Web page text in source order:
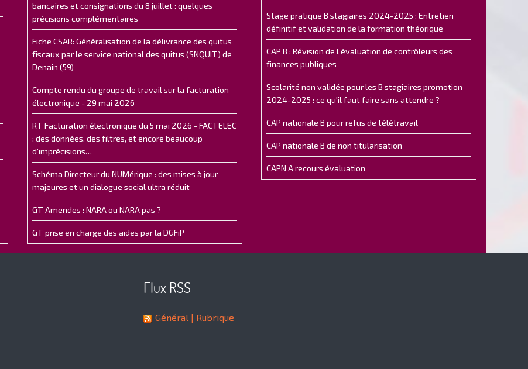
bancaires et consignations du 8 juillet : quelques
précisions complémentaires
Fiche CSAR: Généralisation de la délivrance des quitus
fiscaux par le service national des quitus (SNQUIT) de
Denain (59)
Compte rendu du groupe de travail sur la facturation
électronique - 29 mai 2026
RT Facturation électronique du 5 mai 2026 - FACTELEC
: des données, des filtres, et encore beaucoup
d’imprécisions…
Schéma Directeur du NUMérique : des mises à jour
majeures et un dialogue social ultra réduit
GT Amendes : NARA ou NARA pas ?
GT prise en charge des aides par la DGFiP
Stage pratique B stagiaires 2024-2025 : Entretien
définitif et validation de la formation théorique
CAP B : Révision de l’évaluation de contrôleurs des
finances publiques
Scolarité non validée pour les B stagiaires promotion
2024-2025 : ce qu'il faut faire sans attendre ?
CAP nationale B pour refus de télétravail
CAP nationale B de non titularisation
CAPN A recours évaluation
Flux RSS
Général | Rubrique